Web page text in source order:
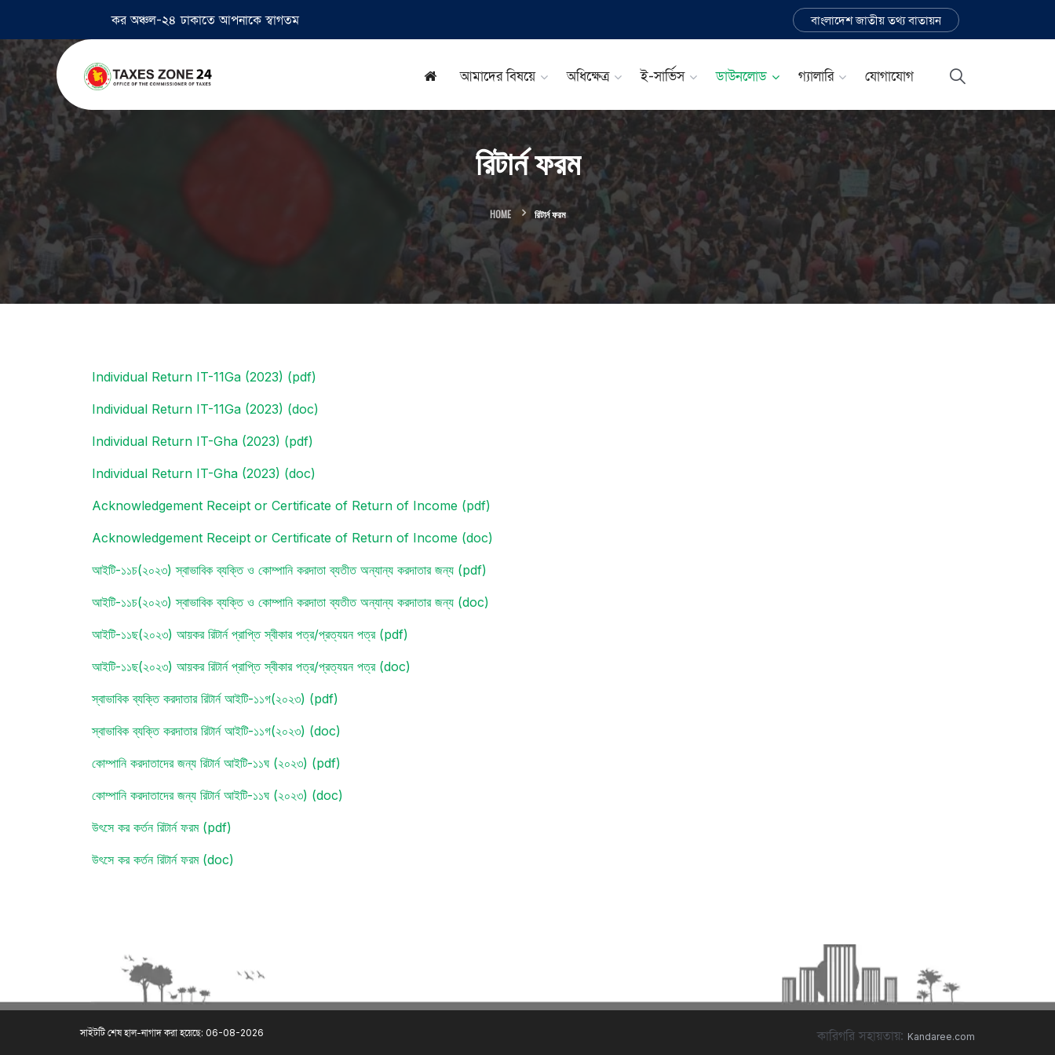
কর অঞ্চল-২৪ ঢাকাতে আপনাকে স্বাগতম বাংলাদেশ জাতীয় তথ্য বাতায়ন
আমাদের বিষয়ে অধিক্ষেত্র ই-সার্ভিস ডাউনলোড গ্যালারি যোগাযোগ
রিটার্ন ফরম
HOME রিটার্ন ফরম
Individual Return IT-11Ga (2023) (pdf)
Individual Return IT-11Ga (2023) (doc)
Individual Return IT-Gha (2023) (pdf)
Individual Return IT-Gha (2023) (doc)
Acknowledgement Receipt or Certificate of Return of Income (pdf)
Acknowledgement Receipt or Certificate of Return of Income (doc)
আইটি-১১চ(২০২৩) স্বাভাবিক ব্যক্তি ও কোম্পানি করদাতা ব্যতীত অন্যান্য করদাতার জন্য (pdf)
আইটি-১১চ(২০২৩) স্বাভাবিক ব্যক্তি ও কোম্পানি করদাতা ব্যতীত অন্যান্য করদাতার জন্য (doc)
আইটি-১১ছ(২০২৩) আয়কর রিটার্ন প্রাপ্তি স্বীকার পত্র/প্রত্যয়ন পত্র (pdf)
আইটি-১১ছ(২০২৩) আয়কর রিটার্ন প্রাপ্তি স্বীকার পত্র/প্রত্যয়ন পত্র (doc)
স্বাভাবিক ব্যক্তি করদাতার রিটার্ন আইটি-১১গ(২০২৩) (pdf)
স্বাভাবিক ব্যক্তি করদাতার রিটার্ন আইটি-১১গ(২০২৩) (doc)
কোম্পানি করদাতাদের জন্য রিটার্ন আইটি-১১ঘ (২০২৩) (pdf)
কোম্পানি করদাতাদের জন্য রিটার্ন আইটি-১১ঘ (২০২৩) (doc)
উৎসে কর কর্তন রিটার্ন ফরম (pdf)
উৎসে কর কর্তন রিটার্ন ফরম (doc)
সাইটটি শেষ হাল-নাগাদ করা হয়েছে: 06-08-2026 কারিগরি সহায়তায়: Kandaree.com